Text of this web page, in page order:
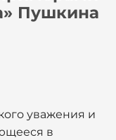
Пушкина
уважения и
в